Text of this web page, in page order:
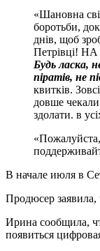
«Шановна
боротьби,
днів, щоб
Петрівці!
Будь ласка,
піратів, не
квитків.
довше
здолати. в
В начале июля в
Продюсер заявила,
Ирина сообщила,
появиться